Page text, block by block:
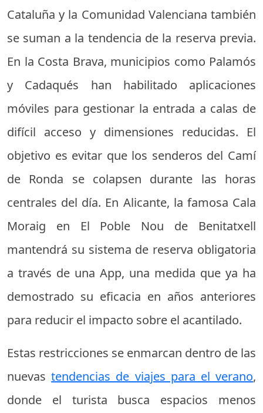
Cataluña y la Comunidad Valenciana también
se suman a la tendencia de la reserva previa.
En la Costa Brava, municipios como Palamós
y Cadaqués han habilitado aplicaciones
móviles para gestionar la entrada a calas de
difícil acceso y dimensiones reducidas. El
objetivo es evitar que los senderos del Camí
de Ronda se colapsen durante las horas
centrales del día. En Alicante, la famosa Cala
Moraig en El Poble Nou de Benitatxell
mantendrá su sistema de reserva obligatoria
a través de una App, una medida que ya ha
demostrado su eficacia en años anteriores
para reducir el impacto sobre el acantilado.
Estas restricciones se enmarcan dentro de las
nuevastendencias de viajes para el verano,
donde el turista busca espacios menos